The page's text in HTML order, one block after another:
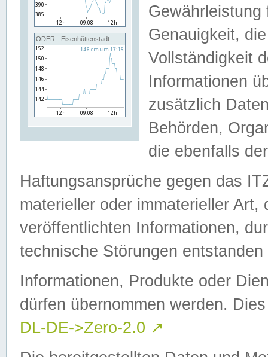
ODER - Eisenhüttenstadt
Genauigkeit,
Vollständigkeit
Informationen
zusätzlich
Behörden,
die ebenfalls
Haftungsansprüche gegen das
materieller oder immaterieller
veröffentlichten Informationen,
technische Störungen
Informationen, Produkte oder
dürfen übernommen werden.
DL-DE->Zero-2.0 ↗